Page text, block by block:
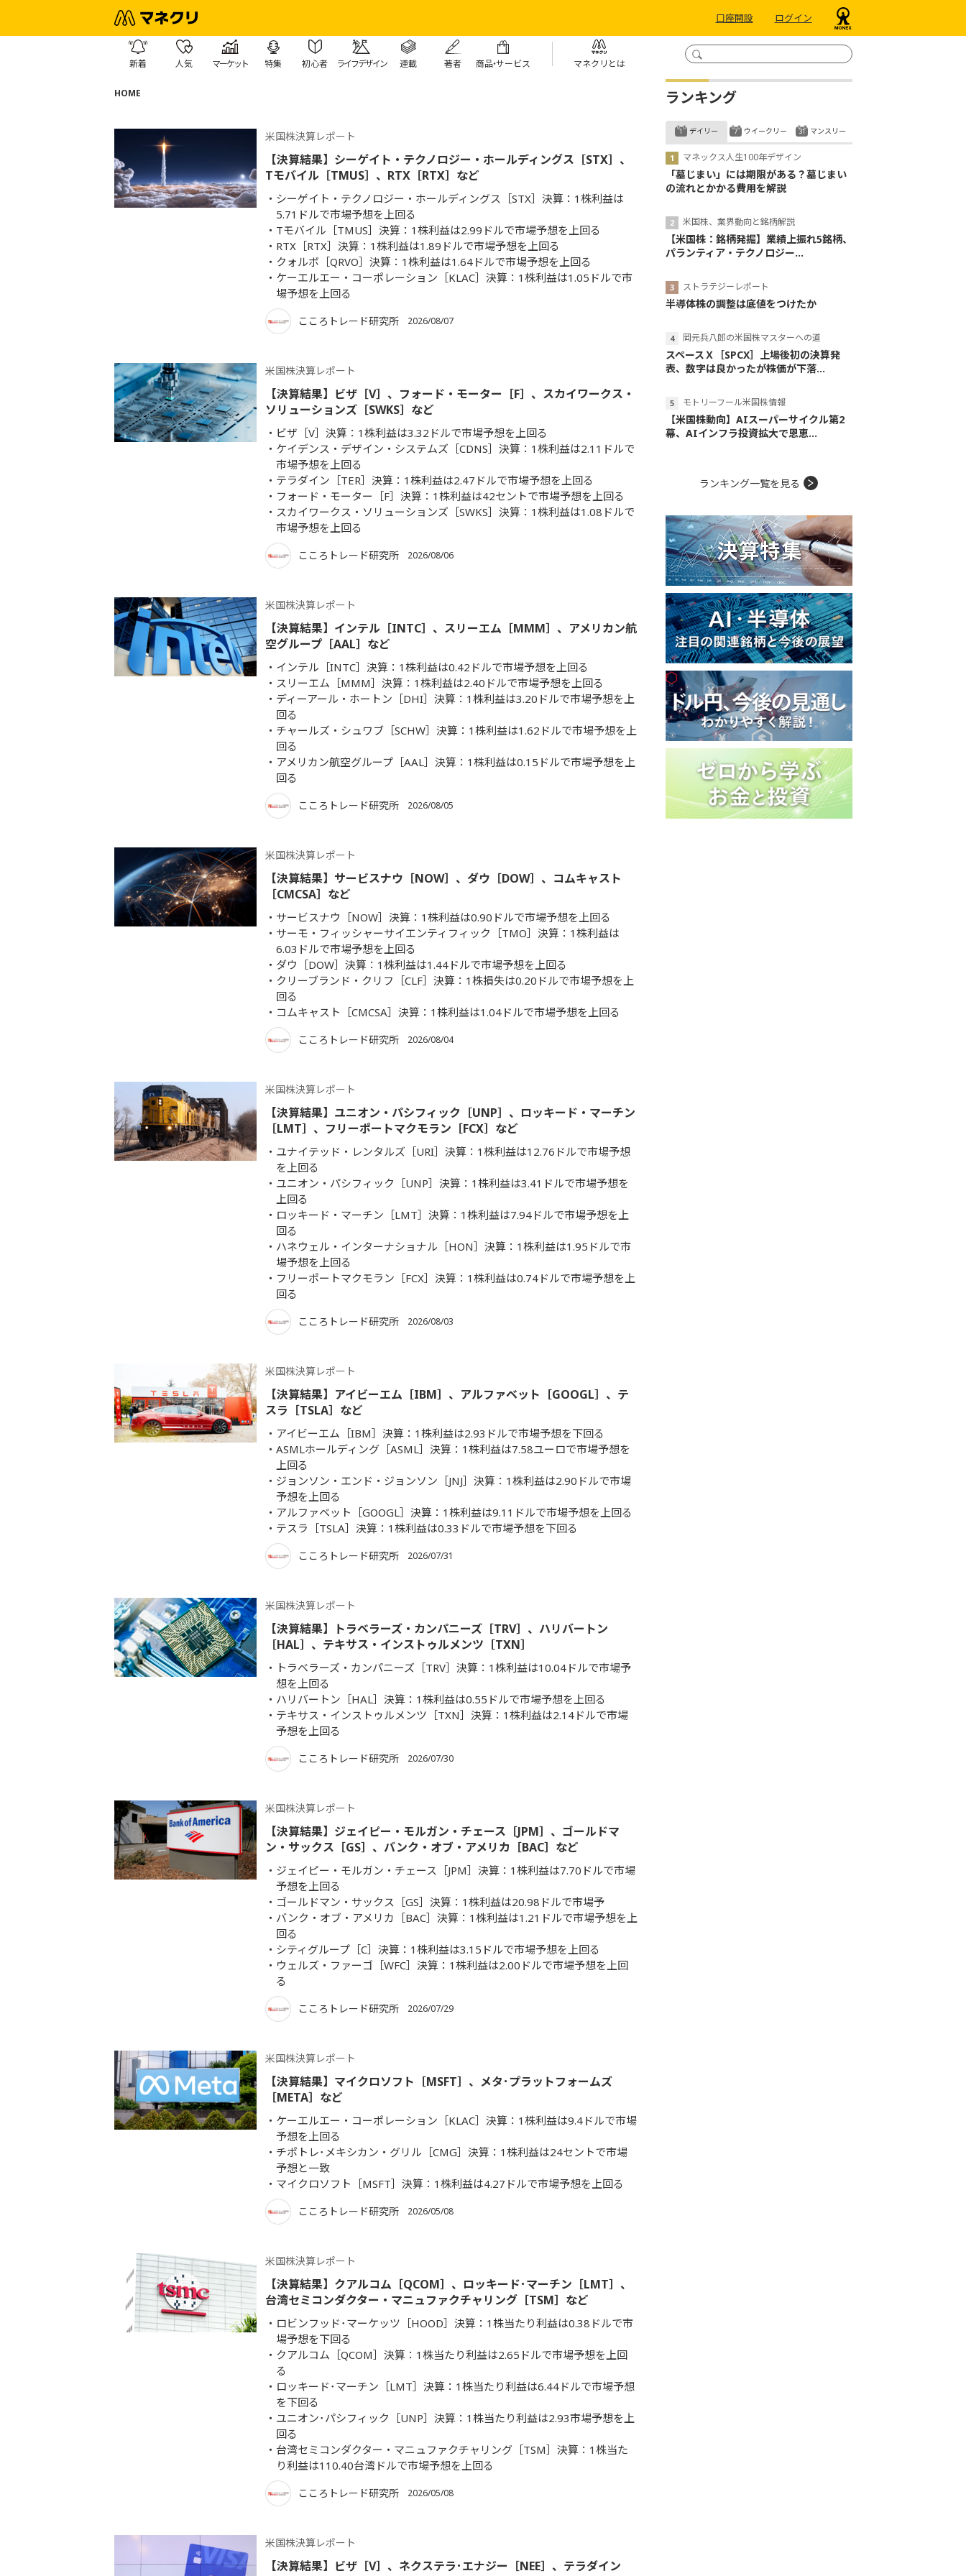
口座開設 ログイン
新着 人気 マーケット 特集 初心者 ライフデザイン 連載 著者 商品・サービス マネクリとは
HOME
米国株決算レポート
【決算結果】シーゲイト・テクノロジー・ホールディングス［STX］、
Tモバイル［TMUS］、RTX［RTX］など
シーゲイト・テクノロジー・ホールディングス［STX］決算：1株利益は
5.71ドルで市場予想を上回る
Tモバイル［TMUS］決算：1株利益は2.99ドルで市場予想を上回る
RTX［RTX］決算：1株利益は1.89ドルで市場予想を上回る
クォルボ［QRVO］決算：1株利益は1.64ドルで市場予想を上回る
ケーエルエー・コーポレーション［KLAC］決算：1株利益は1.05ドルで市
場予想を上回る
こころトレード研究所 2026/08/07
米国株決算レポート
【決算結果】ビザ［V］、フォード・モーター［F］、スカイワークス・
ソリューションズ［SWKS］など
ビザ［V］決算：1株利益は3.32ドルで市場予想を上回る
ケイデンス・デザイン・システムズ［CDNS］決算：1株利益は2.11ドルで
市場予想を上回る
テラダイン［TER］決算：1株利益は2.47ドルで市場予想を上回る
フォード・モーター［F］決算：1株利益は42セントで市場予想を上回る
スカイワークス・ソリューションズ［SWKS］決算：1株利益は1.08ドルで
市場予想を上回る
こころトレード研究所 2026/08/06
米国株決算レポート
【決算結果】インテル［INTC］、スリーエム［MMM］、アメリカン航
空グループ［AAL］など
インテル［INTC］決算：1株利益は0.42ドルで市場予想を上回る
スリーエム［MMM］決算：1株利益は2.40ドルで市場予想を上回る
ディーアール・ホートン［DHI］決算：1株利益は3.20ドルで市場予想を上
回る
チャールズ・シュワブ［SCHW］決算：1株利益は1.62ドルで市場予想を上
回る
アメリカン航空グループ［AAL］決算：1株利益は0.15ドルで市場予想を上
回る
こころトレード研究所 2026/08/05
米国株決算レポート
【決算結果】サービスナウ［NOW］、ダウ［DOW］、コムキャスト
［CMCSA］など
サービスナウ［NOW］決算：1株利益は0.90ドルで市場予想を上回る
サーモ・フィッシャーサイエンティフィック［TMO］決算：1株利益は
6.03ドルで市場予想を上回る
ダウ［DOW］決算：1株利益は1.44ドルで市場予想を上回る
クリーブランド・クリフ［CLF］決算：1株損失は0.20ドルで市場予想を上
回る
コムキャスト［CMCSA］決算：1株利益は1.04ドルで市場予想を上回る
こころトレード研究所 2026/08/04
米国株決算レポート
【決算結果】ユニオン・パシフィック［UNP］、ロッキード・マーチン
［LMT］、フリーポートマクモラン［FCX］など
ユナイテッド・レンタルズ［URI］決算：1株利益は12.76ドルで市場予想
を上回る
ユニオン・パシフィック［UNP］決算：1株利益は3.41ドルで市場予想を
上回る
ロッキード・マーチン［LMT］決算：1株利益は7.94ドルで市場予想を上
回る
ハネウェル・インターナショナル［HON］決算：1株利益は1.95ドルで市
場予想を上回る
フリーポートマクモラン［FCX］決算：1株利益は0.74ドルで市場予想を上
回る
こころトレード研究所 2026/08/03
米国株決算レポート
【決算結果】アイビーエム［IBM］、アルファベット［GOOGL］、テ
スラ［TSLA］など
アイビーエム［IBM］決算：1株利益は2.93ドルで市場予想を下回る
ASMLホールディング［ASML］決算：1株利益は7.58ユーロで市場予想を
上回る
ジョンソン・エンド・ジョンソン［JNJ］決算：1株利益は2.90ドルで市場
予想を上回る
アルファベット［GOOGL］決算：1株利益は9.11ドルで市場予想を上回る
テスラ［TSLA］決算：1株利益は0.33ドルで市場予想を下回る
こころトレード研究所 2026/07/31
米国株決算レポート
【決算結果】トラベラーズ・カンパニーズ［TRV］、ハリバートン
［HAL］、テキサス・インストゥルメンツ［TXN］
トラベラーズ・カンパニーズ［TRV］決算：1株利益は10.04ドルで市場予
想を上回る
ハリバートン［HAL］決算：1株利益は0.55ドルで市場予想を上回る
テキサス・インストゥルメンツ［TXN］決算：1株利益は2.14ドルで市場
予想を上回る
こころトレード研究所 2026/07/30
米国株決算レポート
【決算結果】ジェイピー・モルガン・チェース［JPM］、ゴールドマ
ン・サックス［GS］、バンク・オブ・アメリカ［BAC］など
ジェイピー・モルガン・チェース［JPM］決算：1株利益は7.70ドルで市場
予想を上回る
ゴールドマン・サックス［GS］決算：1株利益は20.98ドルで市場予
バンク・オブ・アメリカ［BAC］決算：1株利益は1.21ドルで市場予想を上
回る
シティグループ［C］決算：1株利益は3.15ドルで市場予想を上回る
ウェルズ・ファーゴ［WFC］決算：1株利益は2.00ドルで市場予想を上回
る
こころトレード研究所 2026/07/29
米国株決算レポート
【決算結果】マイクロソフト［MSFT］、メタ･プラットフォームズ
［META］など
ケーエルエー・コーポレーション［KLAC］決算：1株利益は9.4ドルで市場
予想を上回る
チポトレ･メキシカン・グリル［CMG］決算：1株利益は24セントで市場
予想と一致
マイクロソフト［MSFT］決算：1株利益は4.27ドルで市場予想を上回る
こころトレード研究所 2026/05/08
米国株決算レポート
【決算結果】クアルコム［QCOM］、ロッキード･マーチン［LMT］、
台湾セミコンダクター・マニュファクチャリング［TSM］など
ロビンフッド･マーケッツ［HOOD］決算：1株当たり利益は0.38ドルで市
場予想を下回る
クアルコム［QCOM］決算：1株当たり利益は2.65ドルで市場予想を上回
る
ロッキード･マーチン［LMT］決算：1株当たり利益は6.44ドルで市場予想
を下回る
ユニオン･パシフィック［UNP］決算：1株当たり利益は2.93市場予想を上
回る
台湾セミコンダクター・マニュファクチャリング［TSM］決算：1株当た
り利益は110.40台湾ドルで市場予想を上回る
こころトレード研究所 2026/05/08
米国株決算レポート
【決算結果】ビザ［V］、ネクステラ･エナジー［NEE］、テラダイン
ランキング
デイリー
マネックス人生100年デザイン
「墓じまい」には期限がある？墓じまい
の流れとかかる費用を解説
米国株、業界動向と銘柄解説
【米国株：銘柄発掘】業績上振れ5銘柄、
パランティア・テクノロジー...
ストラテジーレポート
半導体株の調整は底値をつけたか
岡元兵八郎の米国株マスターへの道
スペースＸ［SPCX］上場後初の決算発
表、数字は良かったが株価が下落...
モトリーフール米国株情報
【米国株動向】AIスーパーサイクル第2
幕、AIインフラ投資拡大で恩恵...
ウイークリー マンスリー
ランキング一覧を見る